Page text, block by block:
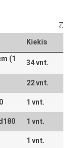
Kiekis
(1
34 vnt.
22 vnt.
1 vnt.
1 vnt.
1 vnt.